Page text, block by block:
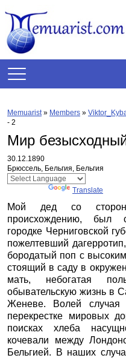
Memuarist» Members »
- 2
Мир
30.12.1890
Брюссель, Бельгия, Бельгия
Translate
Мой дед со
происхождению, был
городке Черниговской
пожелтевший
бородатый поп с
стоящий в саду в
мать, небогатая
обывательскую жизнь в
Женеве. Волей
перекрестке мировых
поисках хлеба
кочевали между
Бельгией. В наших